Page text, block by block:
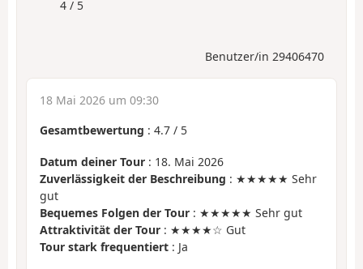
4 / 5
Benutzer/in 29406470
18 Mai 2026 um 09:30
Gesamtbewertung : 4.7 / 5
Datum deiner Tour : 18. Mai 2026
Zuverlässigkeit der Beschreibung : ★★★★★ Sehr
gut
Bequemes Folgen der Tour : ★★★★★ Sehr gut
Attraktivität der Tour : ★★★★☆ Gut
Tour stark frequentiert : Ja